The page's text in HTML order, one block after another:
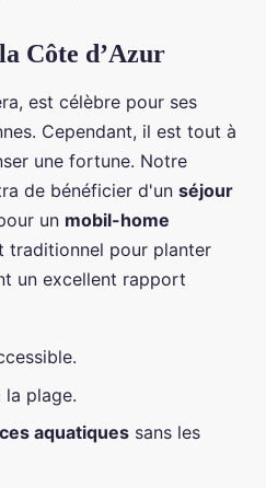
Côte d’Azur
est célèbre pour ses
Cependant, il est tout à
une fortune. Notre
de bénéficier d'un séjour
un mobil-home
traditionnel pour planter
un excellent rapport
plage.
aquatiques sans les